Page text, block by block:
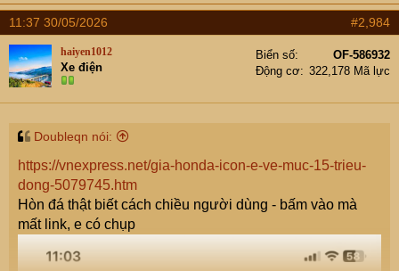
11:37 30/05/2026 #2,984
haiyen1012
Xe điện
Biển số
OF-586932
Động cơ
322,178 Mã lực
Doubleqn nói:
https://vnexpress.net/gia-honda-icon-e-ve-muc-15-trieu-
dong-5079745.htm
Hòn đá thật biết cách chiều người dùng - bấm vào mà
mất link, e có chụp